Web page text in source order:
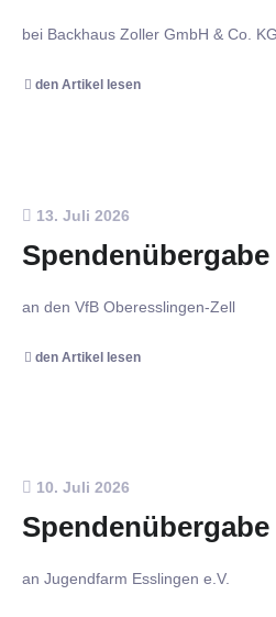
bei Backhaus Zoller GmbH & Co. KG
den Artikel lesen
13. Juli 2026
Spendenübergabe
an den VfB Oberesslingen-Zell
den Artikel lesen
10. Juli 2026
Spendenübergabe
an Jugendfarm Esslingen e.V.